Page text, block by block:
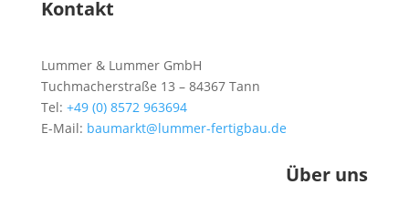
Kontakt
Lummer & Lummer GmbH
Tuchmacherstraße 13 – 84367 Tann
Tel: +49 (0) 8572 963694
E-Mail: baumarkt@lummer-fertigbau.de
Über uns